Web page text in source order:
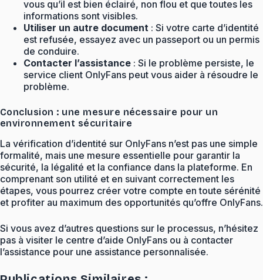
vous qu’il est bien éclairé, non flou et que toutes les
informations sont visibles.
Utiliser un autre document : Si votre carte d’identité
est refusée, essayez avec un passeport ou un permis
de conduire.
Contacter l’assistance : Si le problème persiste, le
service client OnlyFans peut vous aider à résoudre le
problème.
Conclusion : une mesure nécessaire pour un
environnement sécuritaire
La vérification d’identité sur OnlyFans n’est pas une simple
formalité, mais une mesure essentielle pour garantir la
sécurité, la légalité et la confiance dans la plateforme. En
comprenant son utilité et en suivant correctement les
étapes, vous pourrez créer votre compte en toute sérénité
et profiter au maximum des opportunités qu’offre OnlyFans.
Si vous avez d’autres questions sur le processus, n’hésitez
pas à visiter le centre d’aide OnlyFans ou à contacter
l’assistance pour une assistance personnalisée.